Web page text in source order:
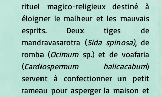
rituel magico-religieux destiné à
éloigner le malheur et les mauvais
esprits. Deux tiges de
mandravasarotra (Sida spinosa), de
romba (Ocimum sp.) et de voafaria
(Cardiospermum halicacabum)
servent à confectionner un petit
rameau pour asperger la maison et